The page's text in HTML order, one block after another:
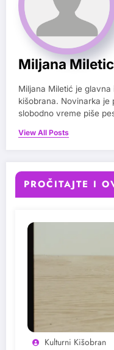
Miljana Miletic
Miljana Miletić je
kišobrana. Novinarka je
slobodno vreme piše
View All Posts
PROČITAJTE I
Kulturni Kišobran